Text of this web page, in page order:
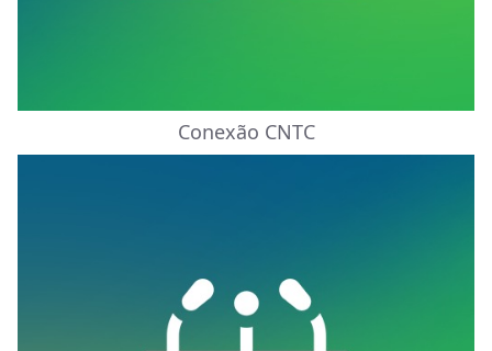
Conexão CNTC